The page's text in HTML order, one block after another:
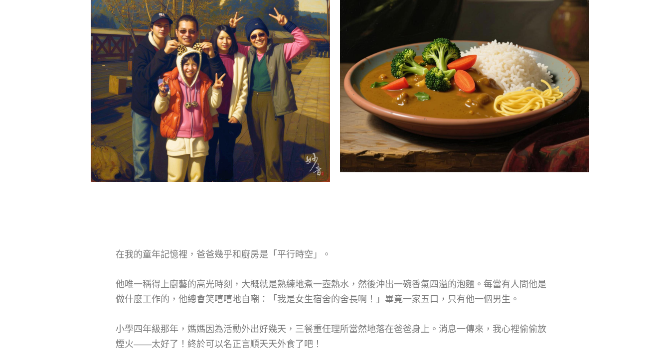
在我的童年記憶裡，爸爸幾乎和廚房是「平行時空」。
他唯一稱得上廚藝的高光時刻，大概就是熟練地煮一壺熱水，然後沖出一碗香氣四溢的泡麵。每當有人問他是
做什麼工作的，他總會笑嘻嘻地自嘲：「我是女生宿舍的舍長啊！」畢竟一家五口，只有他一個男生。
小學四年級那年，媽媽因為活動外出好幾天，三餐重任理所當然地落在爸爸身上。消息一傳來，我心裡偷偷放
煙火——太好了！終於可以名正言順天天外食了吧！